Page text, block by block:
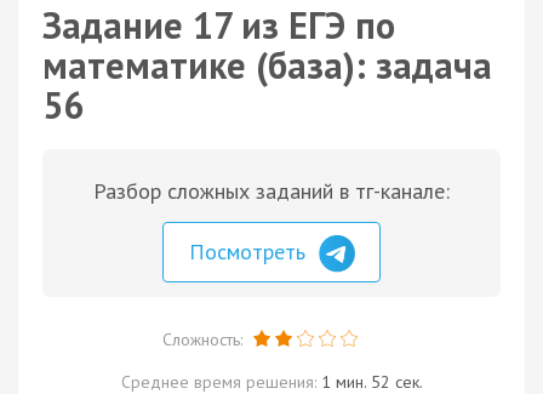
Задание 17 из ЕГЭ по
математике (база): задача
56
Разбор сложных заданий в тг-канале:
Посмотреть
Сложность:
Среднее время решения: 1 мин. 52 сек.